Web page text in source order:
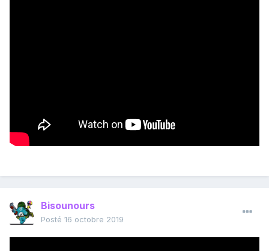
Bisounours
Posté 16 octobre 2019